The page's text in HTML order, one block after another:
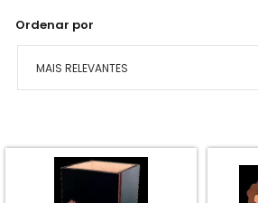
Ordenar por
MAIS RELEVANTES
MENOR PREÇO